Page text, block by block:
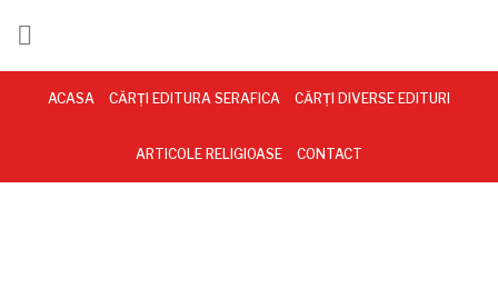

ACASA CĂRȚI EDITURA SERAFICA CĂRȚI DIVERSE EDITURI
ARTICOLE RELIGIOASE CONTACT